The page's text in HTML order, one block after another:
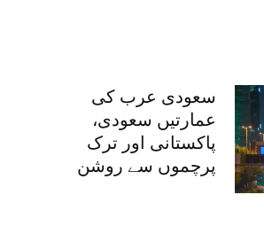
سعودی عرب کی
عمارتیں سعودی،
پاکستانی اور ترک
پرچموں سے روشن